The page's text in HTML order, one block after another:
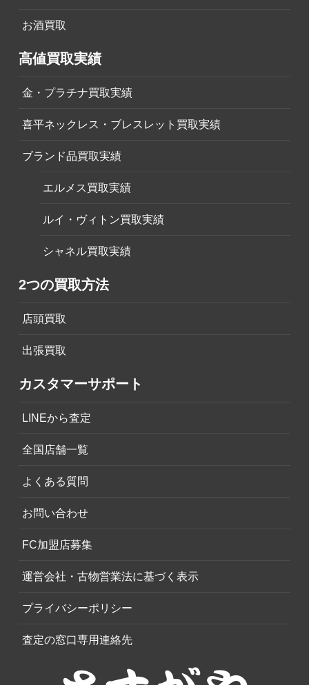
お酒買取
高値買取実績
金・プラチナ買取実績
喜平ネックレス・ブレスレット買取実績
ブランド品買取実績
エルメス買取実績
ルイ・ヴィトン買取実績
シャネル買取実績
2つの買取方法
店頭買取
出張買取
カスタマーサポート
LINEから査定
全国店舗一覧
よくある質問
お問い合わせ
FC加盟店募集
運営会社・古物営業法に基づく表示
プライバシーポリシー
査定の窓口専用連絡先